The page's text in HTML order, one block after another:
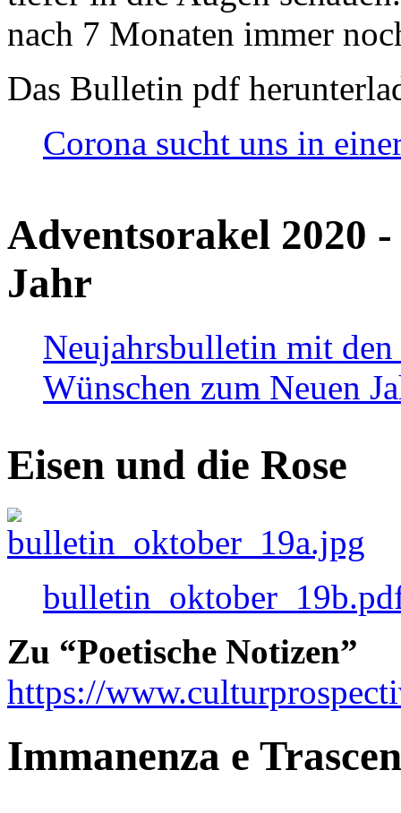
nach 7 Monaten immer
Das Bulletin pdf
Corona sucht uns in
Adventsorakel 2020
Jahr
Neujahrsbulletin mit den
Wünschen zum Neuen
Eisen und die Rose
Zu “Poetische Notizen”
https://
Immanenza e